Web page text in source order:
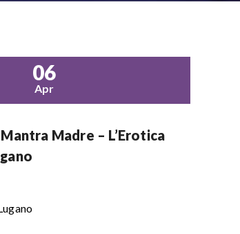
06
Apr
Madre – L’Erotica